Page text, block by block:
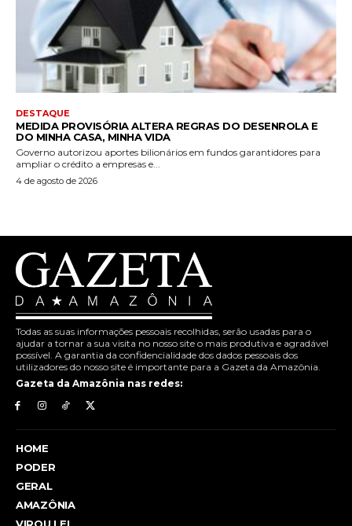
DESTAQUE
MEDIDA PROVISÓRIA ALTERA REGRAS DO DESENROLA E
DO MINHA CASA, MINHA VIDA
Governo autorizou aportes bilionários em fundos garantidores para
ampliar o crédito a empresas e...
4 de agosto de 2026
Todas as suas informações pessoais recolhidas, serão usadas para o
ajudar a tornar a sua visita no nosso site o mais produtiva e agradável
possível. A garantia da confidencialidade dos dados pessoais dos
utilizadores do nosso site é importante para a Gazeta da Amazônia.
Gazeta da Amazônia nas redes:
HOME
PODER
GERAL
AMAZÔNIA